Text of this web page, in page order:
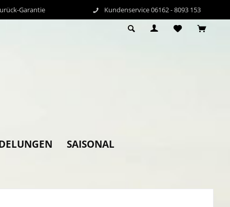
Garantie Kundenservice 06162 - 8093 153
SAISONAL